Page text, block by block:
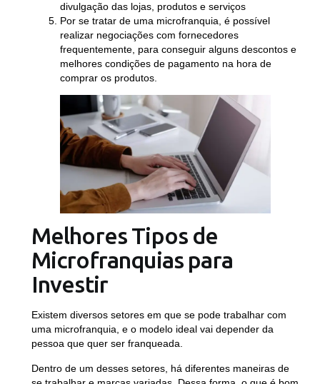
divulgação das lojas, produtos e serviços
Por se tratar de uma microfranquia, é possível
realizar negociações com fornecedores
frequentemente, para conseguir alguns descontos e
melhores condições de pagamento na hora de
comprar os produtos.
Melhores Tipos de
Microfranquias para
Investir
Existem diversos setores em que se pode trabalhar com
uma microfranquia, e o modelo ideal vai depender da
pessoa que quer ser franqueada.
Dentro de um desses setores, há diferentes maneiras de